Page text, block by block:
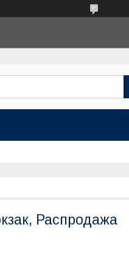
Распродажа